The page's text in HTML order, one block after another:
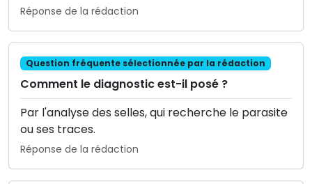
Réponse de la rédaction
Question fréquente sélectionnée par la rédaction
Comment le diagnostic est-il posé ?
Par l'analyse des selles, qui recherche le parasite
ou ses traces.
Réponse de la rédaction